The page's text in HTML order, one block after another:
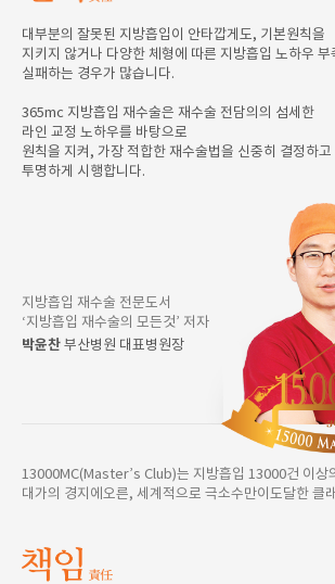
대부분의 잘못된 지방흡입이 안타깝게도, 기본원칙을
지키지 않거나 다양한 체형에 따른 지방흡입 노하우 부
실패하는 경우가 많습니다.
365mc 지방흡입 재수술은 재수술 전담의의 섬세한
라인 교정 노하우를 바탕으로
원칙을 지켜, 가장 적합한 재수술법을 신중히 결정하고
투명하게 시행합니다.
지방흡입 재수술 전문도서
‘지방흡입 재수술의 모든것’ 저자
박윤찬부산병원 대표병원장
13000MC(Master’s Club)는 지방흡입 13000건 이상
대가의 경지에오른, 세계적으로 극소수만이도달한 클